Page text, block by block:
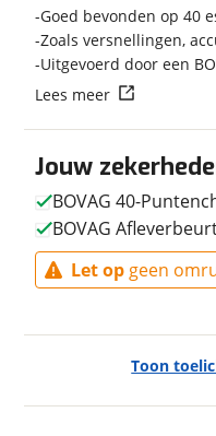
Framemateriaal
Kleur
Fabriekskleur
Type remsysteem voor
Merk remsysteem voor
Type primair
Merk primair remsysteem
achter
E-bike
Toon
Vraag
goed mogelijk bij de
over in
Jouw
BOVAG 40-
BOVAG
Let op geen
Goed bevonden op 40
Zoals versnellingen,
Uitgevoerd door een
Lees meer